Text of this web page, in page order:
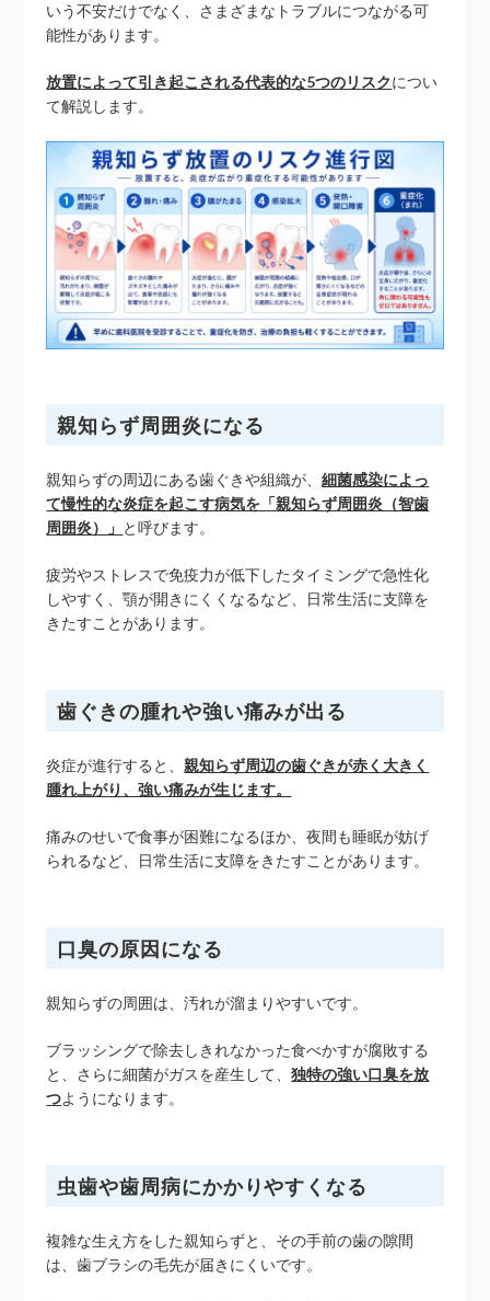
いう不安だけでなく、さまざまなトラブルにつながる可
能性があります。
放置によって引き起こされる代表的な5つのリスクについ
て解説します。
親知らず周囲炎になる
親知らずの周辺にある歯ぐきや組織が、細菌感染によっ
て慢性的な炎症を起こす病気を「親知らず周囲炎（智歯
周囲炎）」 と呼びます。
疲労やストレスで免疫力が低下したタイミングで急性化
しやすく、顎が開きにくくなるなど、日常生活に支障を
きたすことがあります。
歯ぐきの腫れや強い痛みが出る
炎症が進行すると、親知らず周辺の歯ぐきが赤く大きく
腫れ上がり、強い痛みが生じます。
痛みのせいで食事が困難になるほか、夜間も睡眠が妨げ
られるなど、日常生活に支障をきたすことがあります。
口臭の原因になる
親知らずの周囲は、汚れが溜まりやすいです。
ブラッシングで除去しきれなかった食べかすが腐敗する
と、さらに細菌がガスを産生して、独特の強い口臭を放
つようになります。
虫歯や歯周病にかかりやすくなる
複雑な生え方をした親知らずと、その手前の歯の隙間
は、歯ブラシの毛先が届きにくいです。